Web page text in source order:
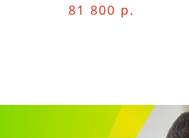
81 800 р.